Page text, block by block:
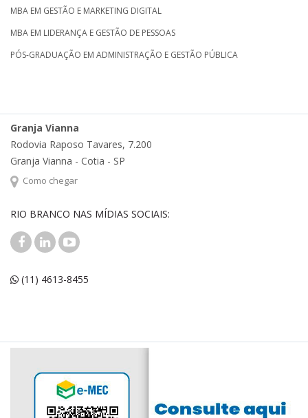
MBA EM GESTÃO E MARKETING DIGITAL
MBA EM LIDERANÇA E GESTÃO DE PESSOAS
PÓS-GRADUAÇÃO EM ADMINISTRAÇÃO E GESTÃO PÚBLICA
Granja Vianna
Rodovia Raposo Tavares, 7.200
Granja Vianna - Cotia - SP
Como chegar
RIO BRANCO NAS MÍDIAS SOCIAIS:
(11) 4613-8455